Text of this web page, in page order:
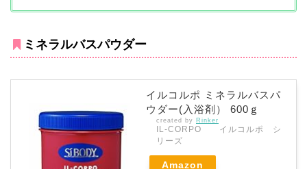
ミネラルバスパウダー
イルコルポ ミネラルバスパ
ウダー(入浴剤） 600ｇ
created by Rinker
IL-CORPO イルコルポ シ
リーズ
Amazon